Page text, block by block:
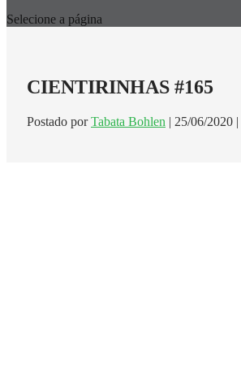
Selecione a página
CIENTIRINHAS #165
Postado porTabata Bohlen | 25/06/2020 |